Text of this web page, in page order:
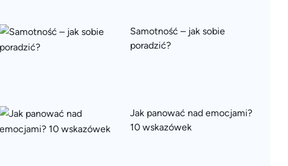
Samotność – jak sobie
poradzić?
Jak panować nad emocjami?
10 wskazówek